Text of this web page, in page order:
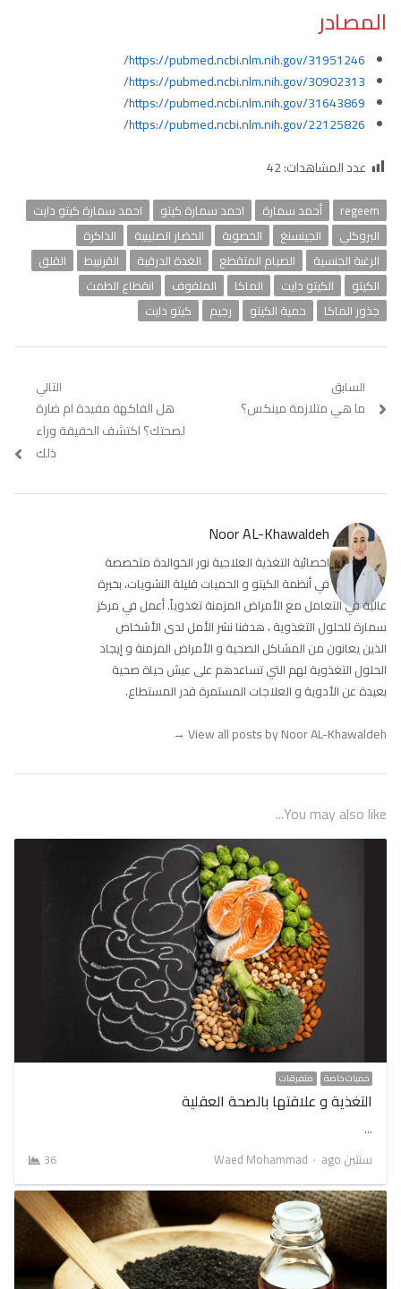
المصادر
https://pubmed.ncbi.nlm.nih.gov/31951246/
https://pubmed.ncbi.nlm.nih.gov/30902313/
https://pubmed.ncbi.nlm.nih.gov/31643869/
https://pubmed.ncbi.nlm.nih.gov/22125826/
عدد المشاهدات:42
regeem أحمد سمارة احمد سمارة كيتو
احمد سمارة كيتو دايت
البروكلي
الجينسنغ الخصوبة الخضار الصليبية
الذاكرة
الرغبة الجنسية
الصيام المتقطع الغدة الدرقية القرنبيط
القلق
الكيتو
الكيتو دايت الماكا الملفوف
انقطاع الطمث
جذور الماكا
حمية الكيتو رجيم كيتو دايت
تصفّح
المقالات
السابق
Previous
ما هي متلازمة مينكس؟
التالي
Next
post:
هل الفاكهة مفيدة ام ضارة
لصحتك؟ اكتشف الحقيقة وراء
ذلك
Noor AL-Khawaldeh
اخصائية التغذية العلاجية نور الخوالدة متخصصة
في أنظمة الكيتو و الحميات قليلة النشويات، بخبرة
عالية في التعامل مع الأمراض المزمنة تغذوياً. أعمل في مركز
سمارة للحلول التغذوية ، هدفنا نشر الأمل لدى الأشخاص
الذين يعانون من المشاكل الصحية و الأمراض المزمنة و إيجاد
الحلول التغذوية لهم التي تساعدهم على عيش حياة صحية
بعيدة عن الأدوية و العلاجات المستمرة قدر المستطاع.
View all posts by Noor AL-Khawaldeh
→
You may also like...
حميات خاصة متفرقات
التغذية و علاقتها بالصحة العقلية
…
سنتين ago
Author
Waed Mohammad
36